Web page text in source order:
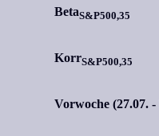
BetaS&P500,35
KorrS&P500,35
Vorwoche (27.07. -